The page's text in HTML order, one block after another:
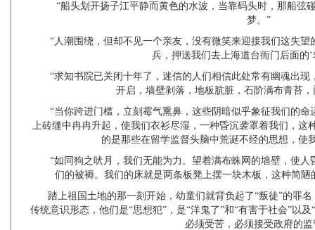
“船头划开扬子江平静而黄色的水波，当靠码头时，那船弦
梦。”
“人潮围绕，但却不见一个亲友，没有微笑来迎接我们这失
兵，押送我们去上海道台衙门后面的‘
“求知书院已关闭十年了，迷信的人们相信此处常有幽魂出
开启，墙壁剥落，地板肮脏，石阶满布青苔
“当你跨进门槛，立刻霉气熏鼻，这些阴暗似乎象征我们的
上砖缝中冉冉升起，使我们衣衫尽湿，一种昏沉袭罩着我们，这
的是那些在留学监督头脑中荒诞不经的思想，使
“如同狗之吠月，我们无能为力。望着满布蛛网的墙壁，使
们的被褥。我们的床就是两条板凳上摆一块木板，这种简陋
踏上祖国土地的那一刻开始，幼童们就背负起了“叛徒”的罪
传统意识形态，他们是“思想犯”，是“洋鬼了”和“有害于社会”以
必须受苦，必须接受政府的监